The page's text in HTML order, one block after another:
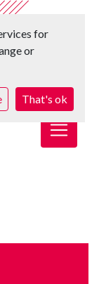
Toggle
for
or
That's ok